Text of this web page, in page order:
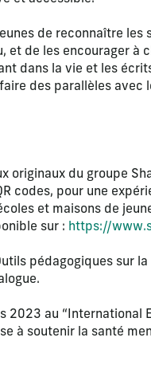
de reconnaître les
et de les encourager à
dans la vie et les
des parallèles avec
originaux du groupe
codes, pour une
et maisons de
sur : https://
pédagogiques sur
2023 au “International
à soutenir la santé